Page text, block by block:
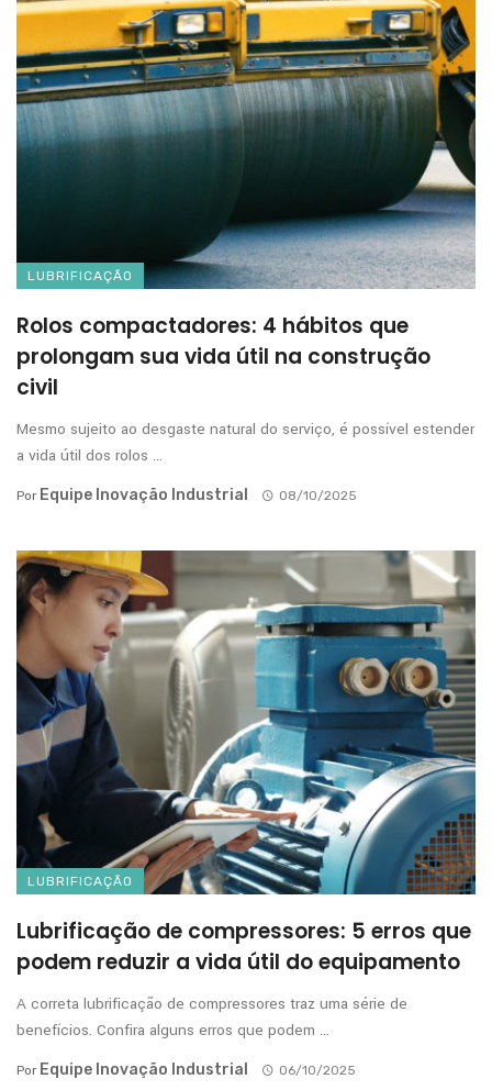
LUBRIFICAÇÃO
Rolos compactadores: 4 hábitos que
prolongam sua vida útil na construção
civil
Mesmo sujeito ao desgaste natural do serviço, é possível estender
a vida útil dos rolos ...
Por Equipe Inovação Industrial 08/10/2025
LUBRIFICAÇÃO
Lubrificação de compressores: 5 erros que
podem reduzir a vida útil do equipamento
A correta lubrificação de compressores traz uma série de
benefícios. Confira alguns erros que podem ...
Por Equipe Inovação Industrial 06/10/2025